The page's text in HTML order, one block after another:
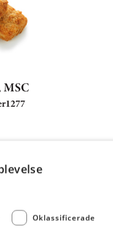
MSC
1277
Oklassificerade